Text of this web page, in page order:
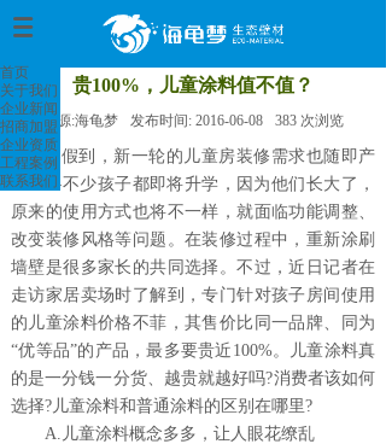
首页
关于我们
企业新闻
招商加盟
企业资质
工程案例
联系我们
贵100%，儿童涂料值不值？
来源:海龟梦 发布时间: 2016-06-08 383 次浏览
暑假到，新一轮的儿童房装修需求也随即产
生——不少孩子都即将升学，因为他们长大了，
原来的使用方式也将不一样，就面临功能调整、
改变装修风格等问题。在装修过程中，重新涂刷
墙壁是很多家长的共同选择。不过，近日记者在
走访家居卖场时了解到，专门针对孩子房间使用
的儿童涂料价格不菲，其售价比同一品牌、同为
“优等品”的产品，最多要贵近100%。儿童涂料真
的是一分钱一分货、越贵就越好吗?消费者该如何
选择?儿童涂料和普通涂料的区别在哪里?
A.儿童涂料概念多多，让人眼花缭乱